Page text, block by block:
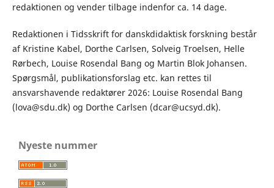
redaktionen og vender tilbage indenfor ca. 14 dage.
Redaktionen i Tidsskrift for danskdidaktisk forskning består
af Kristine Kabel, Dorthe Carlsen, Solveig Troelsen, Helle
Rørbech, Louise Rosendal Bang og Martin Blok Johansen.
Spørgsmål, publikationsforslag etc. kan rettes til
ansvarshavende redaktører 2026: Louise Rosendal Bang
(lova@sdu.dk) og Dorthe Carlsen (dcar@ucsyd.dk).
Nyeste nummer